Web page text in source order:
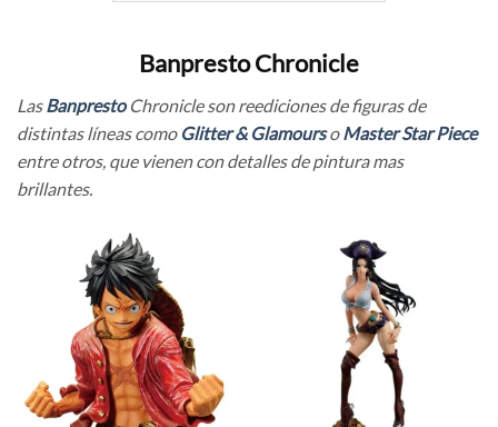
Banpresto Chronicle
LasBanprestoChronicle son reediciones de figuras de
distintas líneas como Glitter & GlamoursoMaster Star Piece
entre otros, que vienen con detalles de pintura mas
brillantes.